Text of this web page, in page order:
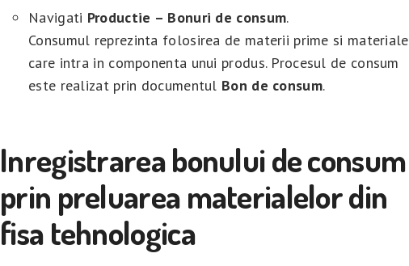
Navigati Productie – Bonuri de consum.
Consumul reprezinta folosirea de materii prime si materiale
care intra in componenta unui produs. Procesul de consum
este realizat prin documentul Bon de consum.
Inregistrarea bonului de consum
prin preluarea materialelor din
fisa tehnologica